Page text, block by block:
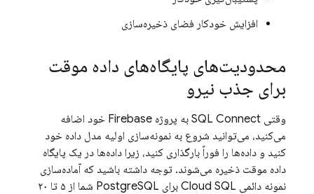
افزایش خودکار فضای ذخیره‌سازی
محدودیت‌های پایگاه‌های داده موقت
برای جذب نیرو
وقتی SQL Connect
به پروژه Firebase خود اضافه
می‌کنید، می‌توانید شروع به نمونه‌سازی اولیه مدل داده خود
کنید و داده‌ها را فوراً بارگذاری کنید، زیرا داده‌ها در یک پایگاه
داده موقت ذخیره می‌شوند. توجه داشته باشید که آماده‌سازی
نمونه دائمی Cloud SQL
برای PostgreSQL شما از ۵ تا ۲۰